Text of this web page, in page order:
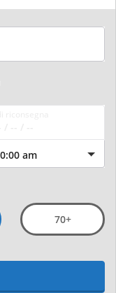
70+